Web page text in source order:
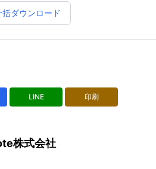
括ダウンロード
LINE 印刷
株式会社